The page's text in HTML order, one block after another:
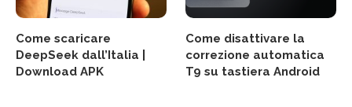
Come scaricare
DeepSeek dall’Italia |
Download APK
Come disattivare la
correzione automatica
T9 su tastiera Android